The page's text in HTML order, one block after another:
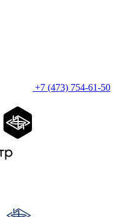
+7 (473) 754-61-50